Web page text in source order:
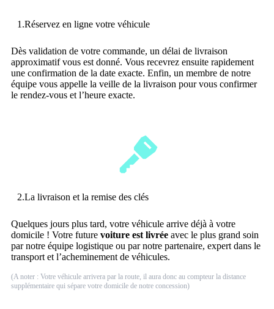
1.Réservez en ligne votre véhicule
Dès validation de votre commande, un délai de livraison
approximatif vous est donné. Vous recevrez ensuite rapidement
une confirmation de la date exacte. Enfin, un membre de notre
équipe vous appelle la veille de la livraison pour vous confirmer
le rendez-vous et l’heure exacte.
2.La livraison et la remise des clés
Quelques jours plus tard, votre véhicule arrive déjà à votre
domicile ! Votre future voiture est livrée avec le plus grand soin
par notre équipe logistique ou par notre partenaire, expert dans le
transport et l’acheminement de véhicules.
(A noter : Votre véhicule arrivera par la route, il aura donc au compteur la distance
supplémentaire qui sépare votre domicile de notre concession)